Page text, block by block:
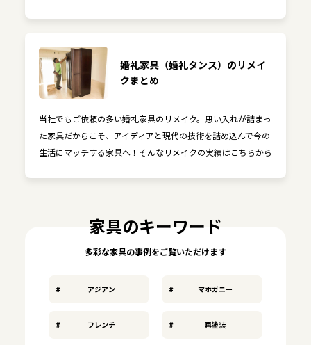
婚礼家具（婚礼タンス）のリメイ
クまとめ
当社でもご依頼の多い婚礼家具のリメイク。思い入れが詰まっ
た家具だからこそ、アイディアと現代の技術を詰め込んで今の
生活にマッチする家具へ！そんなリメイクの実績はこちらから
家具のキーワード
多彩な家具の事例をご覧いただけます
アジアン マホガニー
フレンチ 再塗装